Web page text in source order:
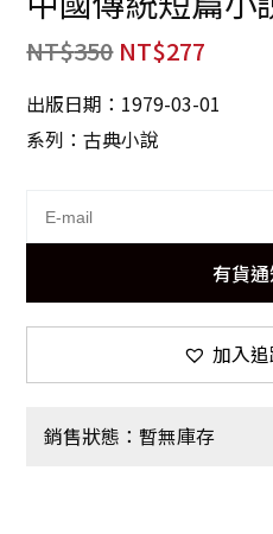
NT$350 NT$277
出版日期：1979-03-01
系列：古典小說
有貨
加入
銷售狀態：暫無庫存